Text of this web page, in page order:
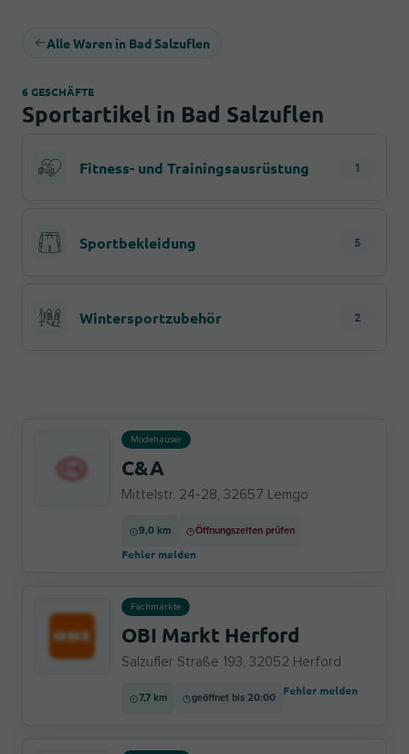
Alle Waren in Bad Salzuflen
6 GESCHÄFTE
Sportartikel in Bad Salzuflen
Fitness- und Trainingsausrüstung 1
Sportbekleidung 5
Wintersportzubehör 2
Modehäuser
C&A
Mittelstr. 24-28, 32657 Lemgo
9,0 km Öffnungszeiten prüfen
Fehler melden
Fachmärkte
OBI Markt Herford
Salzufler Straße 193, 32052 Herford
7,7 km geöffnet bis 20:00
Fehler melden